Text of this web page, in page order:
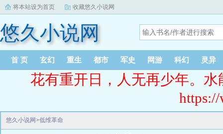
将本站设为首页 收藏悠久小说网
悠久小说网
首 页 玄幻 重生 都市 军史 网游 科幻 灵异
花有重开日，人无再少年。
悠久小说网>低维革命